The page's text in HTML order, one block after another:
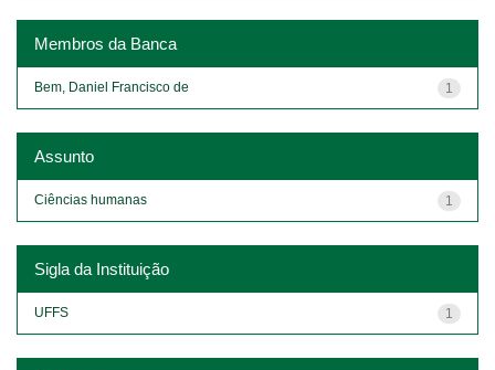
Membros da Banca
1
Bem, Daniel Francisco de
Assunto
1
Ciências humanas
Sigla da Instituição
1
UFFS